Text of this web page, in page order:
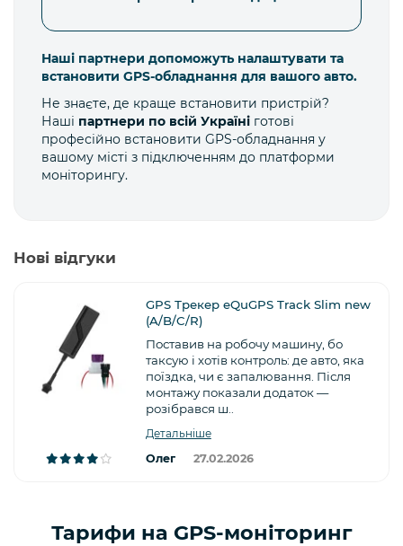
Наші партнери допоможуть налаштувати та
встановити GPS-обладнання для вашого авто.
Не знаєте, де краще встановити пристрій?
Наші партнери по всій Україні готові
професійно встановити GPS-обладнання у
вашому місті з підключенням до платформи
моніторингу.
Нові відгуки
GPS Трекер eQuGPS Track Slim new
(A/B/C/R)
Поставив на робочу машину, бо
таксую і хотів контроль: де авто, яка
поїздка, чи є запалювання. Після
монтажу показали додаток —
розібрався ш..
Детальніше
Олег
27.02.2026
Тарифи на GPS-моніторинг